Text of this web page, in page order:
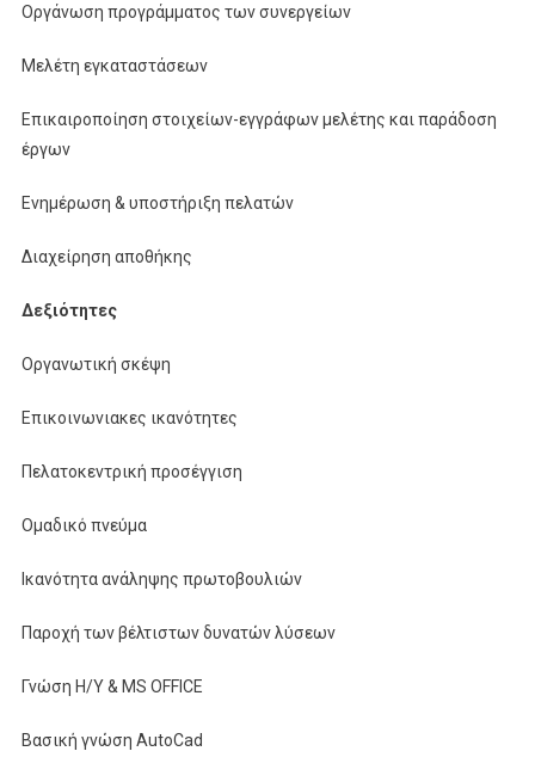
Οργάνωση προγράμματος των συνεργείων
Μελέτη εγκαταστάσεων
Επικαιροποίηση στοιχείων-εγγράφων μελέτης και παράδοση
έργων
Ενημέρωση & υποστήριξη πελατών
Διαχείρηση αποθήκης
Δεξιότητες
Οργανωτική σκέψη
Επικοινωνιακες ικανότητες
Πελατοκεντρική προσέγγιση
Ομαδικό πνεύμα
Ικανότητα ανάληψης πρωτοβουλιών
Παροχή των βέλτιστων δυνατών λύσεων
Γνώση Η/Υ & MS OFFICE
Βασική γνώση AutoCad